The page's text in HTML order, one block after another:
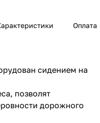
Оплата
сидением на
позволят
дорожного